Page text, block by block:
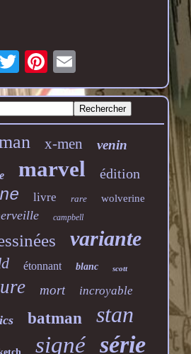
x-men venin
marvel édition
livre rare wolverine
campbell
variante
étonnant blanc scott
mort incroyable
batman stan
signé série